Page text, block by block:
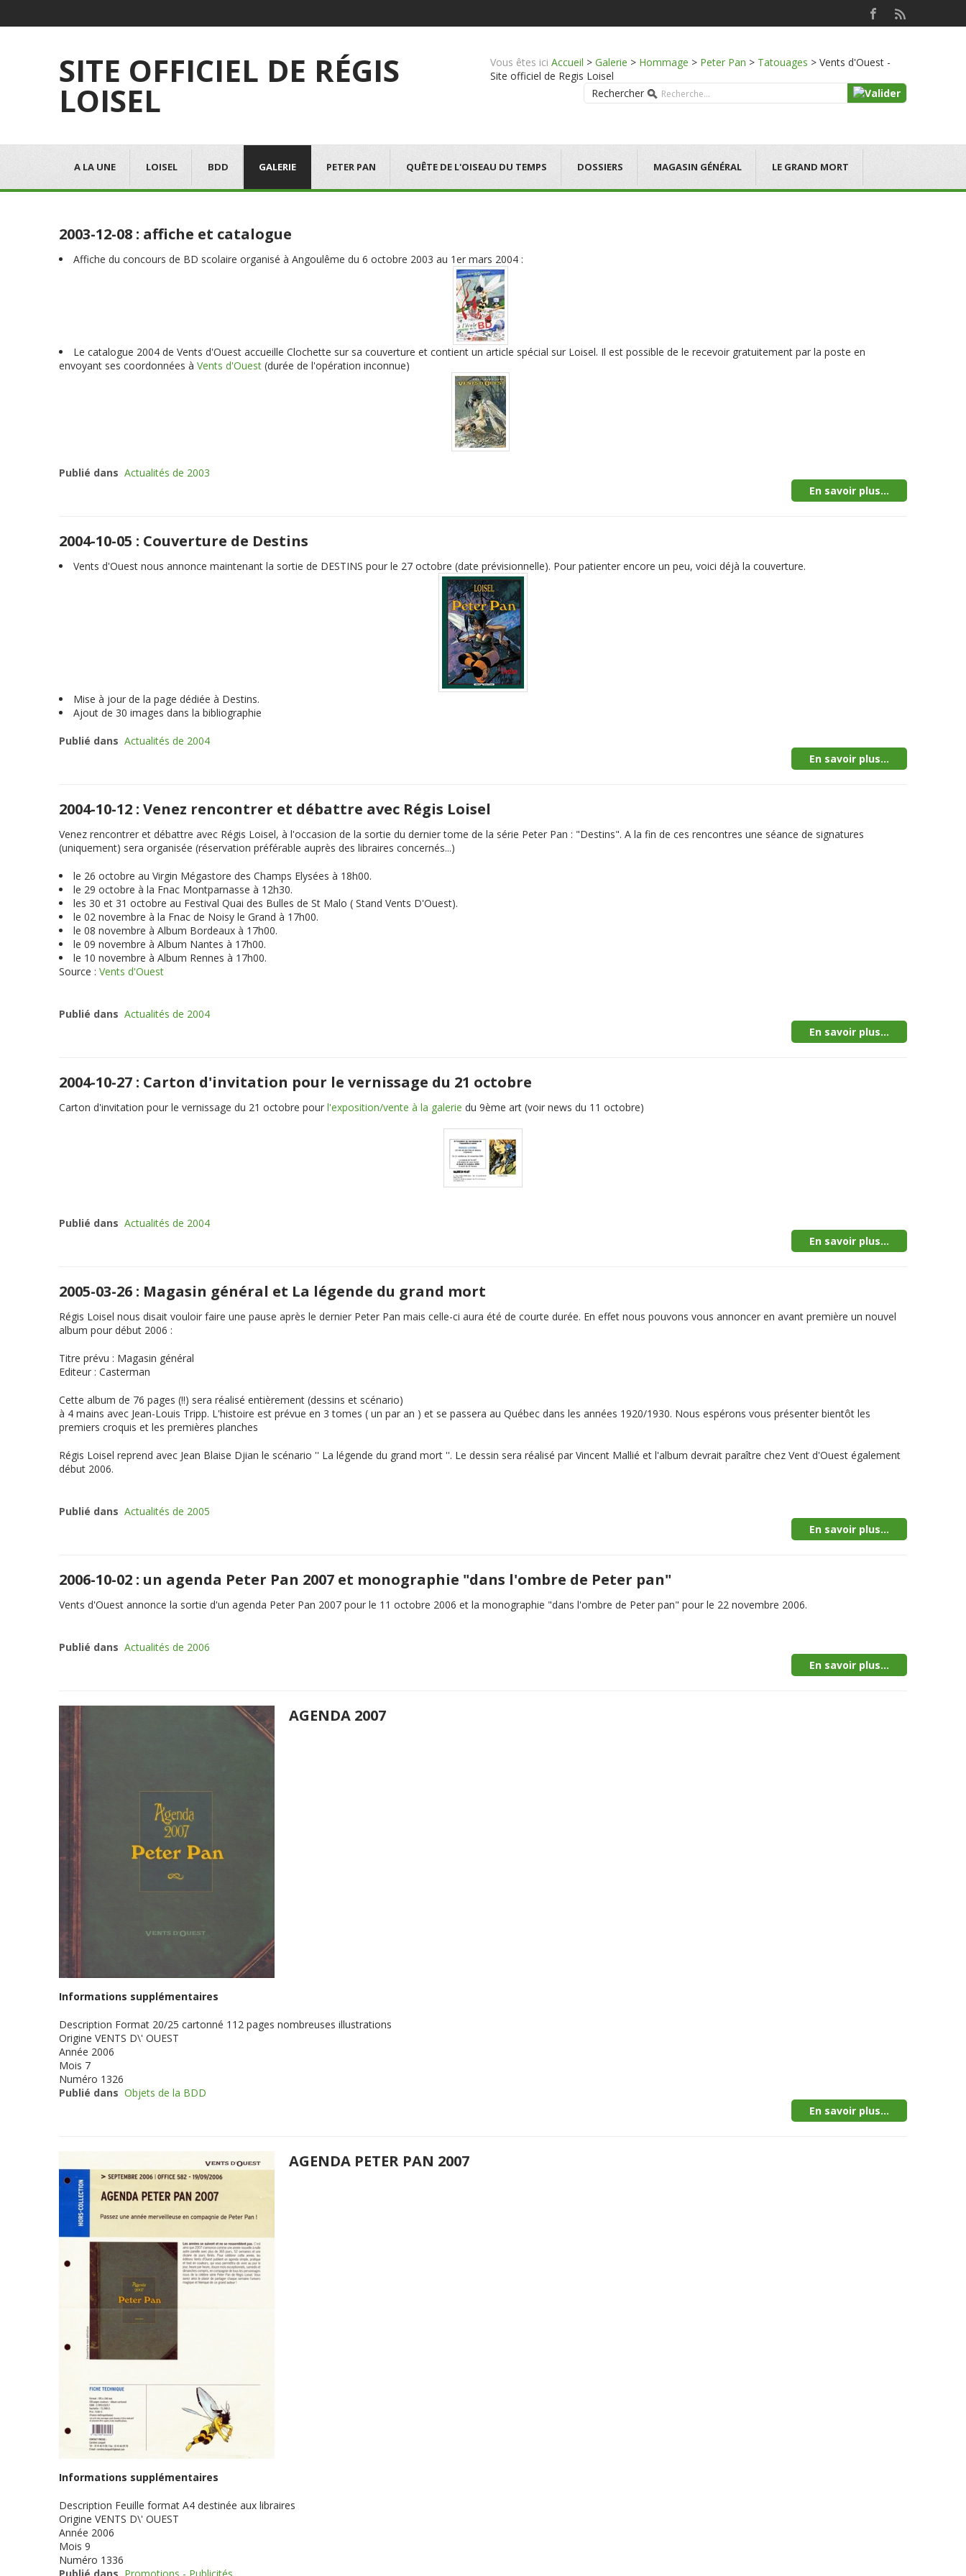
SITE OFFICIEL DE RÉGIS
LOISEL
Vous êtes ici Accueil > Galerie > Hommage > Peter Pan > Tatouages > Vents d'Ouest -
Site officiel de Regis Loisel
Rechercher
A LA UNE LOISEL BDD GALERIE PETER PAN QUÊTE DE L'OISEAU DU TEMPS DOSSIERS MAGASIN GÉNÉRAL LE GRAND MORT
2003-12-08 : affiche et catalogue
Affiche du concours de BD scolaire organisé à Angoulême du 6 octobre 2003 au 1er mars 2004 :
Le catalogue 2004 de Vents d'Ouest accueille Clochette sur sa couverture et contient un article spécial sur Loisel. Il est possible de le recevoir gratuitement par la poste en
envoyant ses coordonnées à Vents d'Ouest (durée de l'opération inconnue)
Publié dans Actualités de 2003
En savoir plus...
2004-10-05 : Couverture de Destins
Vents d'Ouest nous annonce maintenant la sortie de DESTINS pour le 27 octobre (date prévisionnelle). Pour patienter encore un peu, voici déjà la couverture.
Mise à jour de la page dédiée à Destins.
Ajout de 30 images dans la bibliographie
Publié dans Actualités de 2004
En savoir plus...
2004-10-12 : Venez rencontrer et débattre avec Régis Loisel
Venez rencontrer et débattre avec Régis Loisel, à l'occasion de la sortie du dernier tome de la série Peter Pan : "Destins". A la fin de ces rencontres une séance de signatures
(uniquement) sera organisée (réservation préférable auprès des libraires concernés...)
le 26 octobre au Virgin Mégastore des Champs Elysées à 18h00.
le 29 octobre à la Fnac Montparnasse à 12h30.
les 30 et 31 octobre au Festival Quai des Bulles de St Malo ( Stand Vents D'Ouest).
le 02 novembre à la Fnac de Noisy le Grand à 17h00.
le 08 novembre à Album Bordeaux à 17h00.
le 09 novembre à Album Nantes à 17h00.
le 10 novembre à Album Rennes à 17h00.
Source : Vents d'Ouest
Publié dans Actualités de 2004
En savoir plus...
2004-10-27 : Carton d'invitation pour le vernissage du 21 octobre
Carton d'invitation pour le vernissage du 21 octobre pour l'exposition/vente à la galerie du 9ème art (voir news du 11 octobre)
Publié dans Actualités de 2004
En savoir plus...
2005-03-26 : Magasin général et La légende du grand mort
Régis Loisel nous disait vouloir faire une pause après le dernier Peter Pan mais celle-ci aura été de courte durée. En effet nous pouvons vous annoncer en avant première un nouvel
album pour début 2006 :
Titre prévu : Magasin général
Editeur : Casterman
Cette album de 76 pages (!!) sera réalisé entièrement (dessins et scénario)
à 4 mains avec Jean-Louis Tripp. L'histoire est prévue en 3 tomes ( un par an ) et se passera au Québec dans les années 1920/1930. Nous espérons vous présenter bientôt les
premiers croquis et les premières planches
Régis Loisel reprend avec Jean Blaise Djian le scénario '' La légende du grand mort ''. Le dessin sera réalisé par Vincent Mallié et l'album devrait paraître chez Vent d'Ouest également
début 2006.
Publié dans Actualités de 2005
En savoir plus...
2006-10-02 : un agenda Peter Pan 2007 et monographie "dans l'ombre de Peter pan"
Vents d'Ouest annonce la sortie d'un agenda Peter Pan 2007 pour le 11 octobre 2006 et la monographie "dans l'ombre de Peter pan" pour le 22 novembre 2006.
Publié dans Actualités de 2006
En savoir plus...
AGENDA 2007
Informations supplémentaires
Description Format 20/25 cartonné 112 pages nombreuses illustrations
Origine VENTS D\' OUEST
Année 2006
Mois 7
Numéro 1326
Publié dans Objets de la BDD
En savoir plus...
AGENDA PETER PAN 2007
Informations supplémentaires
Description Feuille format A4 destinée aux libraires
Origine VENTS D\' OUEST
Année 2006
Mois 9
Numéro 1336